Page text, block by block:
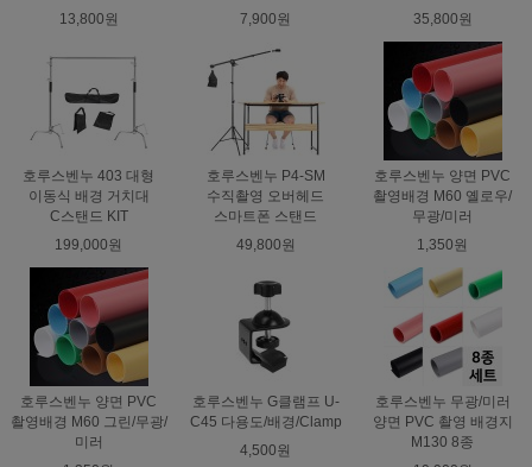
13,800원
7,900원
35,800원
호루스벤누 403 대형
이동식 배경 거치대
C스탠드 KIT
199,000원
호루스벤누 P4-SM
수직촬영 오버헤드
스마트폰 스탠드
49,800원
호루스벤누 양면 PVC
촬영배경 M60 옐로우/
무광/미러
1,350원
호루스벤누 양면 PVC
촬영배경 M60 그린/무광/
미러
호루스벤누 G클램프 U-
C45 다용도/배경/Clamp
4,500원
호루스벤누 무광/미러
양면 PVC 촬영 배경지
M130 8종